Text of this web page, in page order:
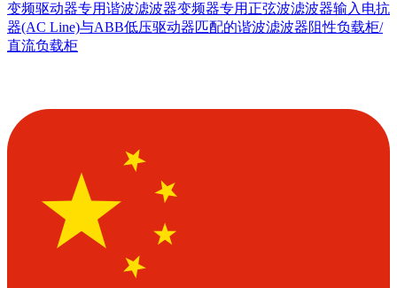
变频驱动器专用谐波滤波器变频器专用正弦波滤波器输入电抗
器(AC Line)与ABB低压驱动器匹配的谐波滤波器阻性负载柜/
直流负载柜